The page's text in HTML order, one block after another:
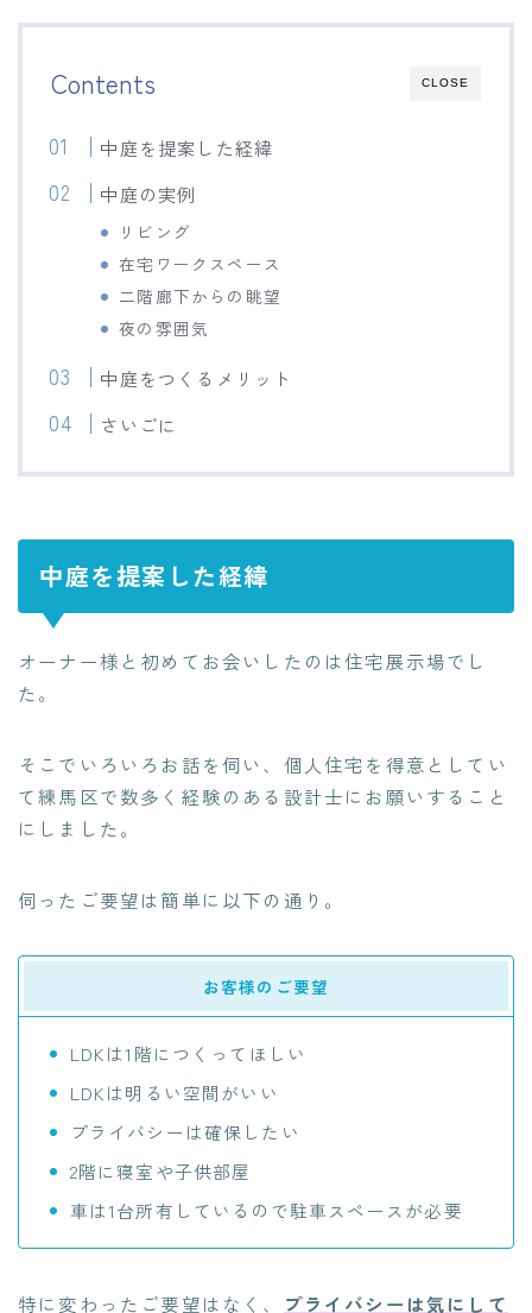
CLOSE
Contents
中庭を提案した経緯
中庭の実例
リビング
在宅ワークスペース
二階廊下からの眺望
夜の雰囲気
中庭をつくるメリット
さいごに
中庭を提案した経緯
オーナー様と初めてお会いしたのは住宅展示場でし
た。
そこでいろいろお話を伺い、個人住宅を得意としてい
て練馬区で数多く経験のある設計士にお願いすること
にしました。
伺ったご要望は簡単に以下の通り。
お客様のご要望
LDKは1階につくってほしい
LDKは明るい空間がいい
プライバシーは確保したい
2階に寝室や子供部屋
車は1台所有しているので駐車スペースが必要
特に変わったご要望はなく、
プライバシーは気にして